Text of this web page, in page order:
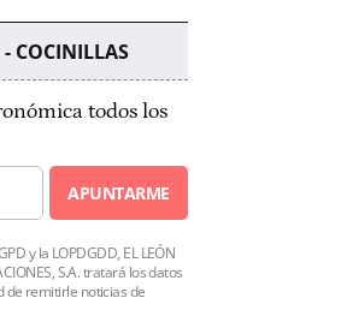
- COCINILLAS
todos los
APUNTARME
y la LOPDGDD, EL LEÓN
S.A. tratará los datos
de remitirle noticias de